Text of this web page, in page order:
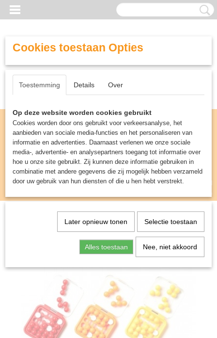
Inloggen Registreren
UW WINKELWAGEN
(0)
Spellen & Puzzels> IQ Mini - Breinbreker
Cookies toestaan Opties
Toestemming Details Over
Op deze website worden cookies gebruikt
Cookies worden door ons gebruikt voor verkeersanalyse, het
aanbieden van sociale media-functies en het personaliseren van
informatie en advertenties. Daarnaast verlenen we onze sociale
media-, advertentie- en analysepartners toegang tot informatie over
hoe u onze site gebruikt. Zij kunnen deze informatie gebruiken in
combinatie met andere gegevens die zij mogelijk hebben verzameld
door uw gebruik van hun diensten of die u hen hebt verstrekt.
Later opnieuw tonen Selectie toestaan
Alles toestaan Nee, niet akkoord